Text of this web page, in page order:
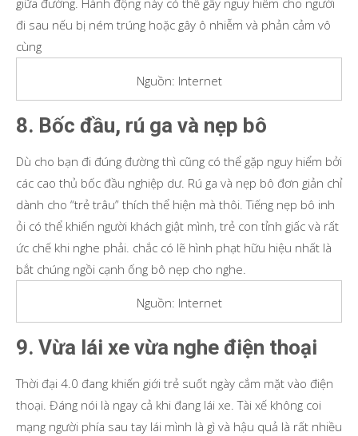
đi sau nếu bị ném trúng hoặc gây ô nhiễm và phản cảm vô
cùng
Nguồn: Internet
8. Bốc đầu, rú ga và nẹp bô
Dù cho bạn đi đúng đường thì cũng có thể gặp nguy hiểm bởi
các cao thủ bốc đầu nghiệp dư. Rú ga và nẹp bô đơn giản chỉ
dành cho “trẻ trâu” thích thể hiện mà thôi. Tiếng nẹp bô inh
ỏi có thể khiến người khách giật mình, trẻ con tỉnh giấc và rất
ức chế khi nghe phải. chắc có lẽ hình phạt hữu hiệu nhất là
bắt chúng ngồi cạnh ống bô nẹp cho nghe.
Nguồn: Internet
9. Vừa lái xe vừa nghe điện thoại
Thời đại 4.0 đang khiến giới trẻ suốt ngày cắm mặt vào điện
thoại. Đáng nói là ngay cả khi đang lái xe. Tài xế không coi
mạng người phía sau tay lái mình là gì và hậu quả là rất nhiều